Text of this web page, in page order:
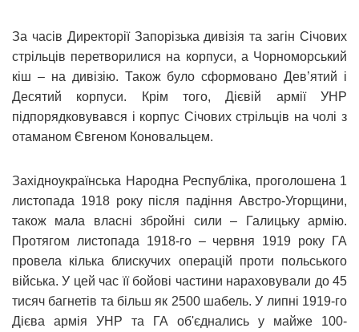
За часів Директорії Запорізька дивізія та загін Січових
стрільців перетворилися на корпуси, а Чорноморський
кіш – на дивізію. Також було сформовано Дев’ятий і
Десятий корпуси. Крім того, Дієвій армії УНР
підпорядковувався і корпус Січових стрільців на чолі з
отаманом Євгеном Коновальцем.
Західноукраїнська Народна Республіка, проголошена 1
листопада 1918 року після падіння Австро-Угорщини,
також мала власні збройні сили – Галицьку армію.
Протягом листопада 1918-го – червня 1919 року ГА
провела кілька блискучих операцій проти польського
війська. У цей час її бойові частини нараховували до 45
тисяч багнетів та більш як 2500 шабель. У липні 1919-го
Дієва армія УНР та ГА об'єднались у майже 100-